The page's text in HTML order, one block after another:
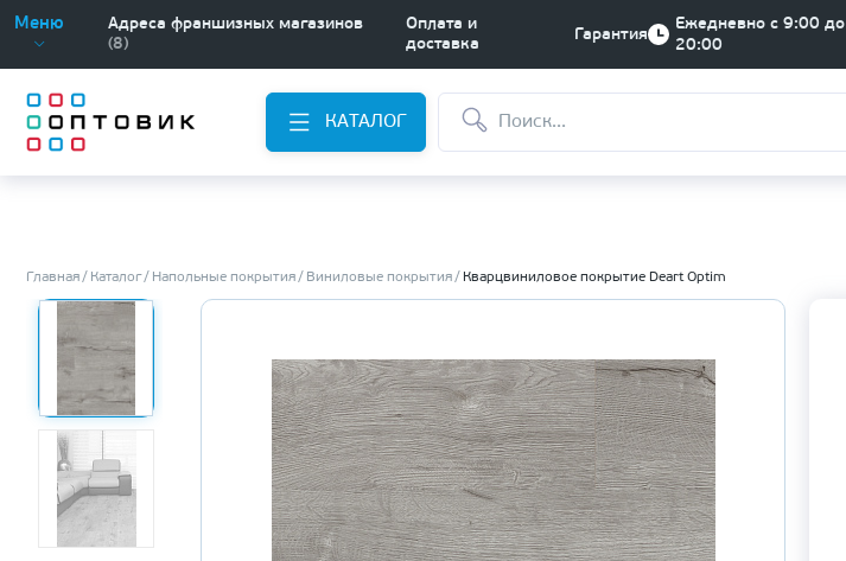
Меню
Адреса франшизных магазинов
(8)
Оплата и
доставка
Гарантия
Ежедневно с 9:00 до
20:00
КАТАЛОГ
Главная Каталог Напольные покрытия Виниловые покрытия Кварцвиниловое покрытие Deart Optim